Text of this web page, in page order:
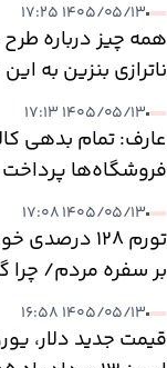
۱۴۰۵/۰۵/۱۳ ۱۷:۲۵
همه چیز درباره
ناترازی بنزین به
می‌رسد
۱۴۰۵/۰۵/۱۳ ۱۷:۱۳
عارف: تمام بدهی
فروشگاه‌ها
۱۴۰۵/۰۵/۱۳ ۱۷:۰۸
تورم ۱۲۸
بر سفره مردم/ چرا
نمی‌شود؟
۱۴۰۵/۰۵/۱۳ ۱۶:۵۸
قیمت جدید دلار،